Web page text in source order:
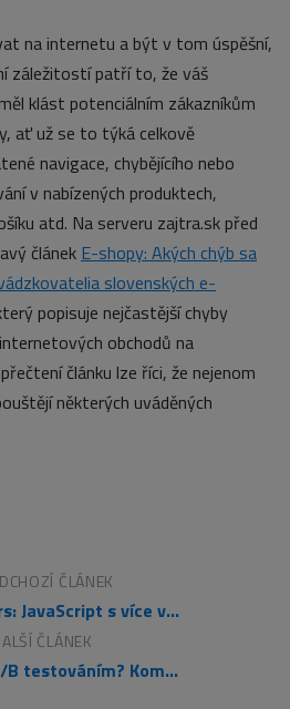
na internetu a být v tom úspěšní,
záležitostí patří to, že váš
klást potenciálním zákazníkům
ať už se to týká celkově
navigace, chybějícího nebo
v nabízených produktech,
atd. Na serveru zajtra.sk před
článek E-shopy: Akých chýb sa
slovenských e-
popisuje nejčastější chyby
obchodů na
článku lze říci, že nejenom
některých uváděných
ČLÁNEK
Web Workers: JavaScript s více vlákny
ČLÁNEK
Jak začít s A/B testováním? Kompletní průvodce